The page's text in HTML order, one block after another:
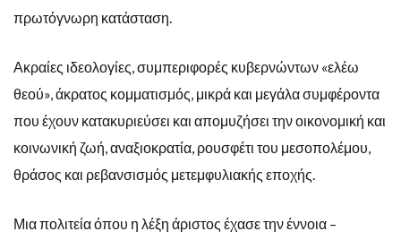
πρωτόγνωρη κατάσταση.
Ακραίες ιδεολογίες, συμπεριφορές κυβερνώντων «ελέω
θεού», άκρατος κομματισμός, μικρά και μεγάλα συμφέροντα
που έχουν κατακυριεύσει και απομυζήσει την οικονομική και
κοινωνική ζωή, αναξιοκρατία, ρουσφέτι του μεσοπολέμου,
θράσος και ρεβανσισμός μετεμφυλιακής εποχής.
Μια πολιτεία όπου η λέξη άριστος έχασε την έννοια –